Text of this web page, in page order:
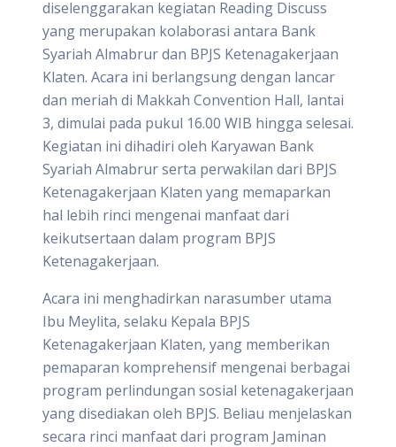
diselenggarakan kegiatan Reading Discuss
yang merupakan kolaborasi antara Bank
Syariah Almabrur dan BPJS Ketenagakerjaan
Klaten. Acara ini berlangsung dengan lancar
dan meriah di Makkah Convention Hall, lantai
3, dimulai pada pukul 16.00 WIB hingga selesai.
Kegiatan ini dihadiri oleh Karyawan Bank
Syariah Almabrur serta perwakilan dari BPJS
Ketenagakerjaan Klaten yang memaparkan
hal lebih rinci mengenai manfaat dari
keikutsertaan dalam program BPJS
Ketenagakerjaan.
Acara ini menghadirkan narasumber utama
Ibu Meylita, selaku Kepala BPJS
Ketenagakerjaan Klaten, yang memberikan
pemaparan komprehensif mengenai berbagai
program perlindungan sosial ketenagakerjaan
yang disediakan oleh BPJS. Beliau menjelaskan
secara rinci manfaat dari program Jaminan